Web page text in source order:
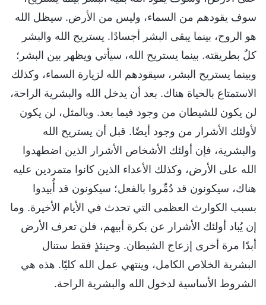
سوف يقودهم من السماء، وليس من الأرض. سيظل الله
هو الروح، بينما يبقى البشر أجسادًا. يستريح الله والبشر
كلٌ بطريقته. بينما يستريح الله، سيأتي ويظهر بين البشر؛
وبينما يستريح البشر، سيقودهم الله لزيارة السماء، وكذلك
الاستمتاع بالحياة هناك. بعد أن يدخل الله والبشرية الراحة،
لن يكون للشيطان من وجود فيما بعد. وبالمثل، لن يكون
لأولئك الأشرار من وجود أيضًا. قبل أن يستريح الله
والبشرية، فإن أولئك الأشخاص الأشرار الذين اضطهدوا
الله على الأرض، وكذلك الأعداء الذين كانوا متمردين عليه
هناك، سيكونون قد دُمِّروا بالفعل؛ سيكونون قد أُبيدوا
بسبب الكوارث العظمى التي تحدث في الأيام الأخيرة. وما
إن يُباد أولئك الأشرار عن بكرة أبيهم، فلن تعرف الأرض
أبدًا مرة أخرى إزعاج الشيطان. وحينئذٍ فقط ستنال
البشرية الخلاص الكامل، وينتهي عمل الله كليًا. هذه هي
الشروط الأساسية لدخول الله والبشرية الراحة.